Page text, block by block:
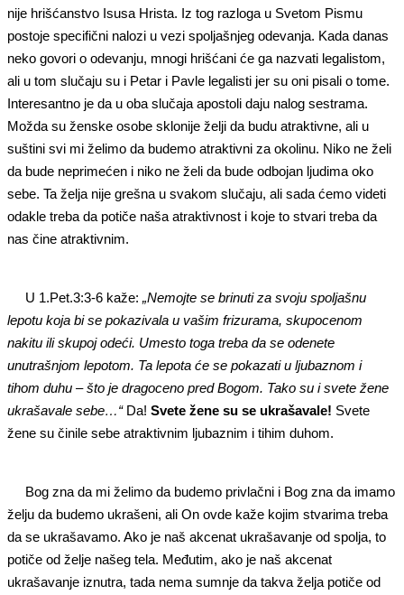
nije hrišćanstvo Isusa Hrista. Iz tog razloga u Svetom Pismu
postoje specifični nalozi u vezi spoljašnjeg odevanja. Kada danas
neko govori o odevanju, mnogi hrišćani će ga nazvati legalistom,
ali u tom slučaju su i Petar i Pavle legalisti jer su oni pisali o tome.
Interesantno je da u oba slučaja apostoli daju nalog sestrama.
Možda su ženske osobe sklonije želji da budu atraktivne, ali u
suštini svi mi želimo da budemo atraktivni za okolinu. Niko ne želi
da bude neprimećen i niko ne želi da bude odbojan ljudima oko
sebe. Ta želja nije grešna u svakom slučaju, ali sada ćemo videti
odakle treba da potiče naša atraktivnost i koje to stvari treba da
nas čine atraktivnim.
U 1.Pet.3:3-6 kaže: „Nemojte se brinuti za svoju spoljašnu
lepotu koja bi se pokazivala u vašim frizurama, skupocenom
nakitu ili skupoj odeći. Umesto toga treba da se odenete
unutrašnjom lepotom. Ta lepota će se pokazati u ljubaznom i
tihom duhu – što je dragoceno pred Bogom. Tako su i svete žene
ukrašavale sebe…“Da! Svete žene su se ukrašavale! Svete
žene su činile sebe atraktivnim ljubaznim i tihim duhom.
Bog zna da mi želimo da budemo privlačni i Bog zna da imamo
želju da budemo ukrašeni, ali On ovde kaže kojim stvarima treba
da se ukrašavamo. Ako je naš akcenat ukrašavanje od spolja, to
potiče od želje našeg tela. Međutim, ako je naš akcenat
ukrašavanje iznutra, tada nema sumnje da takva želja potiče od